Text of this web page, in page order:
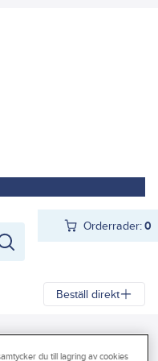
Orderrader:0
Beställ direkt
du till lagring av cookies